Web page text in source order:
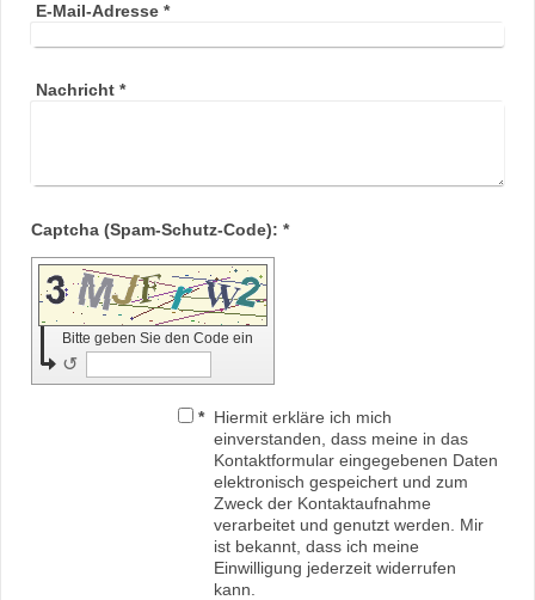
E-Mail-Adresse*
Nachricht*
Captcha (Spam-Schutz-Code): *
Bitte geben Sie den Code ein
↺
* Hiermit erkläre ich mich
einverstanden, dass meine in das
Kontaktformular eingegebenen Daten
elektronisch gespeichert und zum
Zweck der Kontaktaufnahme
verarbeitet und genutzt werden. Mir
ist bekannt, dass ich meine
Einwilligung jederzeit widerrufen
kann.